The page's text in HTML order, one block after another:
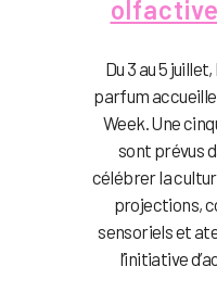
Du 3 au 5
parfum
Week. Une
sont prévus
célébrer la
projections,
sensoriels et
l’initiative